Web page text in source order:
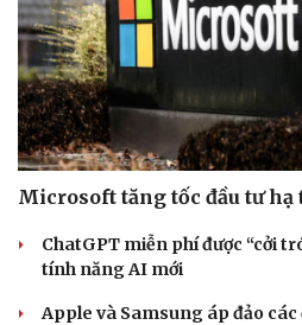
Microsoft tăng tốc đầu tư hạ
ChatGPT miễn phí được “cởi
tính năng AI mới
Apple và Samsung áp đảo